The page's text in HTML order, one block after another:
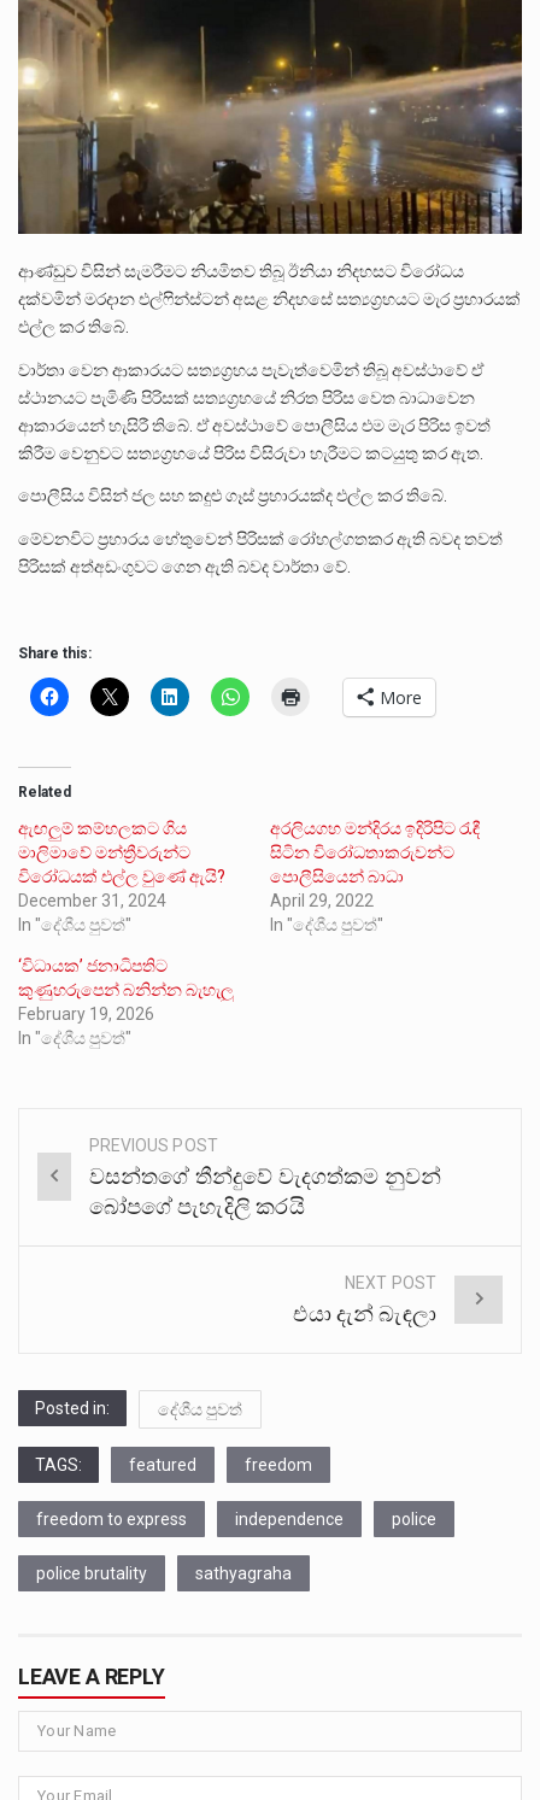
ආණ්ඩුව විසින් සැමරීමට නියමිතව තිබූ ඊනියා නිදහසට විරෝධය
දක්වමින් මරදාන එල්ෆින්ස්ටන් අසළ නිදහසේ සත්‍යග්‍රහයට මැර ප්‍රහාරයක්
එල්ල කර තිබේ.
වාර්තා වෙන ආකාරයට සත්‍යග්‍රහය පැවැත්වෙමින් තිබූ අවස්ථාවේ ඒ
ස්ථානයට පැමිණි පිරිසක් සත්‍යග්‍රහයේ නිරත පිරිස වෙත බාධාවෙන
ආකාරයෙන් හැසිරී තිබේ. ඒ අවස්ථාවේ පොලීසිය එම මැර පිරිස ඉවත්
කිරීම වෙනුවට සත්‍යග්‍රහයේ පිරිස විසිරුවා හැරීමට කටයුතු කර ඇත.
පොලීසිය විසින් ජල සහ කදුළු ගෑස් ප්‍රහාරයක්ද එල්ල කර තිබේ.
මේවනවිට ප්‍රහාරය හේතුවෙන් පිරිසක් රෝහල්ගතකර ඇති බවද තවත්
පිරිසක් අත්අඩංගුවට ගෙන ඇති බවද වාර්තා වේ.
Share this:
More
Related
ඇඟලුම් කම්හලකට ගිය
මාලිමාවේ මන්ත්‍රීවරුන්ට
විරෝධයක් එල්ල වුණේ ඇයි?
December 31, 2024
In "දේශීය පුවත්"
අරලියගහ මන්දිරය ඉදිරිපිට රැඳී
සිටින විරෝධතාකරුවන්ට
පොලීසියෙන් බාධා
April 29, 2022
In "දේශීය පුවත්"
‘විධායක’ ජනාධිපතිට
කුණුහරුපෙන් බනින්න බැහැලු
February 19, 2026
In "දේශීය පුවත්"
Post
navigation
PREVIOUS POST
වසන්තගේ තීන්දුවේ වැදගත්කම නුවන්
බෝපගේ පැහැදිලි කරයි
NEXT POST
එයා දැන් බැඳලා
Posted in: දේශීය පුවත්
TAGS: featured freedom
freedom to express independence police
police brutality sathyagraha
LEAVE A REPLY